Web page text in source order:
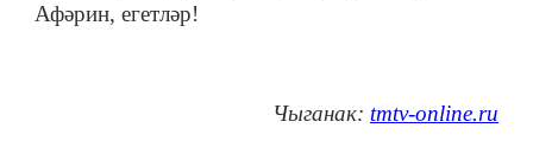
Афәрин, егетләр!
Чыганак: tmtv-online.ru